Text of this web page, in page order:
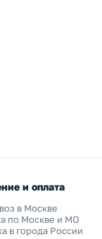
и оплата
в Москве
по Москве и МО
в города России